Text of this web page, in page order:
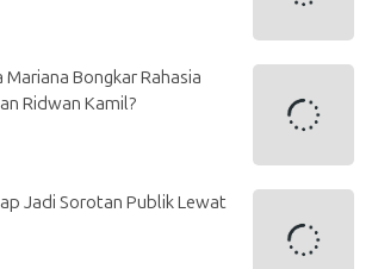
Mariana Bongkar Rahasia
Ridwan Kamil?
Jadi Sorotan Publik Lewat